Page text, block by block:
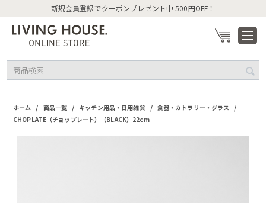
新規会員登録でクーポンプレゼント中 500円OFF！
ホーム / 商品一覧 / キッチン用品・日用雑貨 / 食器・カトラリー・グラス /
CHOPLATE（チョップレート）（BLACK）22cm